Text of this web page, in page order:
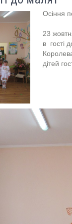
Осіння
23
в гості
дітей